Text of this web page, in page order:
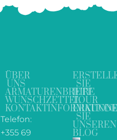
ÜBER
UNS
ARMATURENBRETT
WUNSCHZETTEL
Telefon:
+355 69
SIE
IHRE
TOUR
SIE
UNSEREN
BLOG